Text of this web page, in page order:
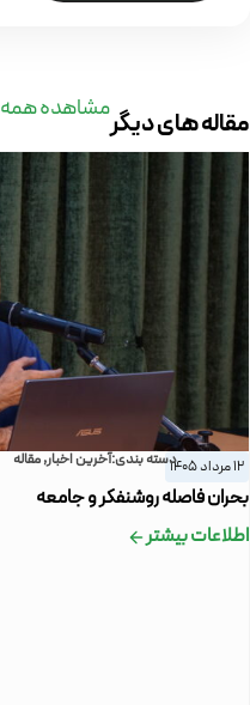
مقاله های دیگرمشاهده همه
12 مرداد 1405 دسته بندی:آخرین اخبار,مقاله
بحران فاصله روشنفکر و جامعه
اطلاعات بیشتر